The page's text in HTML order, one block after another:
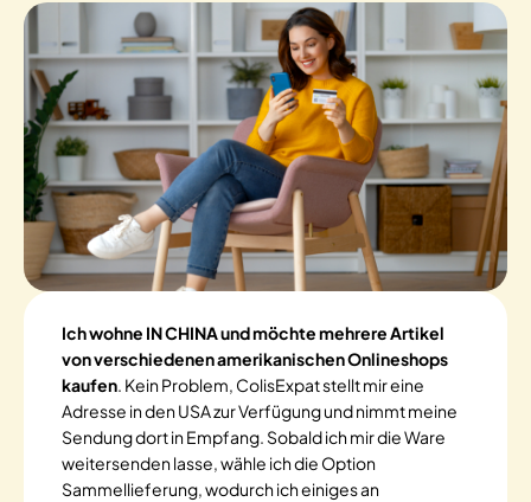
Ich wohne IN CHINA und möchte mehrere Artikel
von verschiedenen amerikanischen Onlineshops
kaufen. Kein Problem, ColisExpat stellt mir eine
Adresse in den USA zur Verfügung und nimmt meine
Sendung dort in Empfang. Sobald ich mir die Ware
weitersenden lasse, wähle ich die Option
Sammellieferung, wodurch ich einiges an